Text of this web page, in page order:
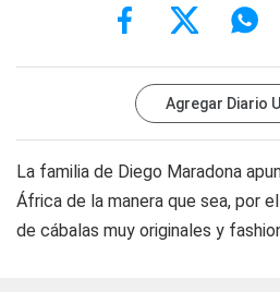
Agregar Diario
La familia de Diego Maradona
África de la manera que sea, por
de cábalas muy originales y